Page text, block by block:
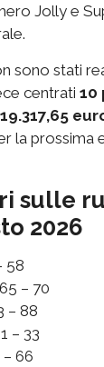
Jolly e
sono stati
centrati 10
19.317,65
la prossima
sulle
2026
58
– 70
– 88
– 33
– 66